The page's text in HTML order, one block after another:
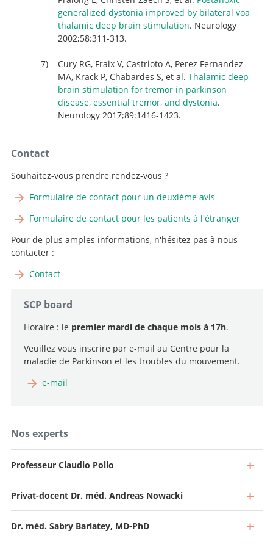
generalized dystonia improved by bilateral voa
thalamic deep brain stimulation. Neurology
2002;58:311-313.
Cury RG, Fraix V, Castrioto A, Perez Fernandez
MA, Krack P, Chabardes S, et al. Thalamic deep
brain stimulation for tremor in parkinson
disease, essential tremor, and dystonia.
Neurology 2017;89:1416-1423.
Contact
Souhaitez-vous prendre rendez-vous ?
Formulaire de contact pour un deuxième avis
Formulaire de contact pour les patients à l'étranger
Pour de plus amples informations, n'hésitez pas à nous
contacter :
Contact
SCP board
Horaire : le premier mardi de chaque mois à 17h.
Veuillez vous inscrire par e-mail au Centre pour la
maladie de Parkinson et les troubles du mouvement.
e-mail
Nos experts
Professeur Claudio Pollo
Privat-docent Dr. méd. Andreas Nowacki
Dr. méd. Sabry Barlatey, MD-PhD